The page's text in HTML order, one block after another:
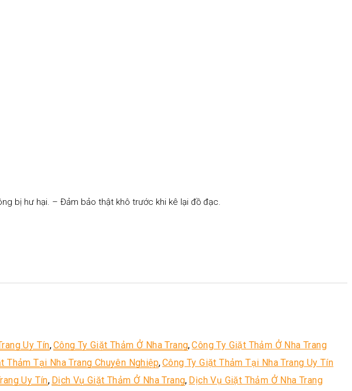
bị hư hại. – Đảm bảo thật khô trước khi kê lại đồ đạc.
Uy Tín,Công Ty Giặt Thảm Ở Nha Trang,Công Ty Giặt Thảm Ở Nha Trang
Thảm Tại Nha Trang Chuyên Nghiệp,Công Ty Giặt Thảm Tại Nha Trang Uy Tín
Uy Tín, Dịch Vụ Giặt Thảm Ở Nha Trang, Dịch Vụ Giặt Thảm Ở Nha Trang